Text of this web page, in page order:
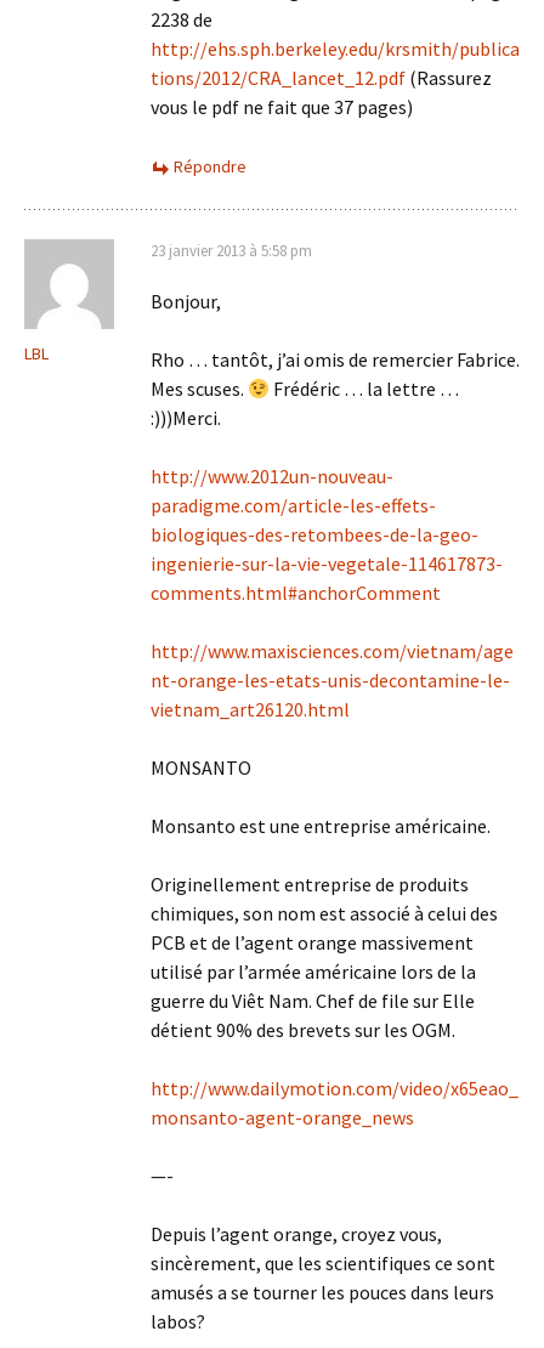
2238 de
http://ehs.sph.berkeley.edu/krsmith/publica
tions/2012/CRA_lancet_12.pdf (Rassurez
vous le pdf ne fait que 37 pages)
Répondre
LBL
23 janvier 2013 à 5:58 pm
Bonjour,
Rho … tantôt, j’ai omis de remercier Fabrice.
Mes scuses.
Frédéric … la lettre …
:)))Merci.
http://www.2012un-nouveau-
paradigme.com/article-les-effets-
biologiques-des-retombees-de-la-geo-
ingenierie-sur-la-vie-vegetale-114617873-
comments.html#anchorComment
http://www.maxisciences.com/vietnam/age
nt-orange-les-etats-unis-decontamine-le-
vietnam_art26120.html
MONSANTO
Monsanto est une entreprise américaine.
Originellement entreprise de produits
chimiques, son nom est associé à celui des
PCB et de l’agent orange massivement
utilisé par l’armée américaine lors de la
guerre du Viêt Nam. Chef de file sur Elle
détient 90% des brevets sur les OGM.
http://www.dailymotion.com/video/x65eao_
monsanto-agent-orange_news
—-
Depuis l’agent orange, croyez vous,
sincèrement, que les scientifiques ce sont
amusés a se tourner les pouces dans leurs
labos?